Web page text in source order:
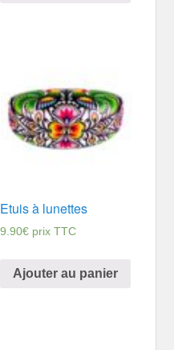
Etuis à lunettes
9.90€ prix TTC
Ajouter au panier